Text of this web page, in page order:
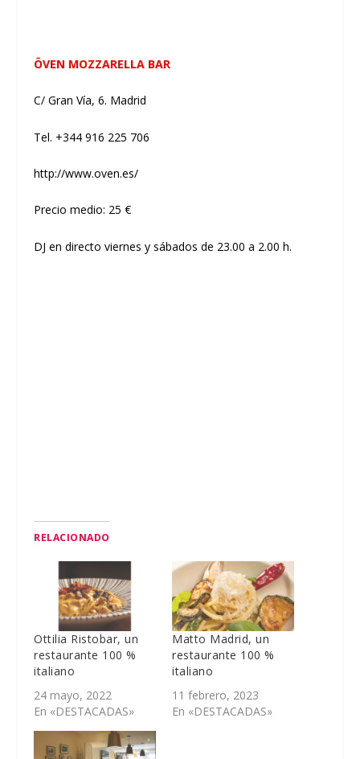
ÔVEN MOZZARELLA BAR
C/ Gran Vía, 6. Madrid
Tel. +344 916 225 706
http://www.oven.es/
Precio medio: 25 €
DJ en directo viernes y sábados de 23.00 a 2.00 h.
RELACIONADO
Ottilia Ristobar, un
restaurante 100 %
italiano
24 mayo, 2022
En «DESTACADAS»
Matto Madrid, un
restaurante 100 %
italiano
11 febrero, 2023
En «DESTACADAS»